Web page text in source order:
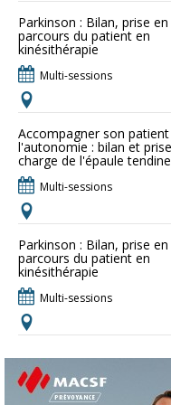
Parkinson : Bilan, prise
parcours du patient en
kinésithérapie
Multi-sessions
Accompagner son patient
l'autonomie : bilan et
charge de l'épaule
Multi-sessions
Parkinson : Bilan, prise
parcours du patient en
kinésithérapie
Multi-sessions